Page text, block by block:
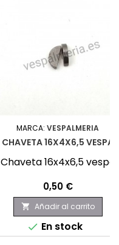
MARCA: VESPALMERIA
CHAVETA 16X4X6,5 VESPA
Chaveta 16x4x6,5 vespa
Precio
0,50 €
 Añadir al carrito
 En stock